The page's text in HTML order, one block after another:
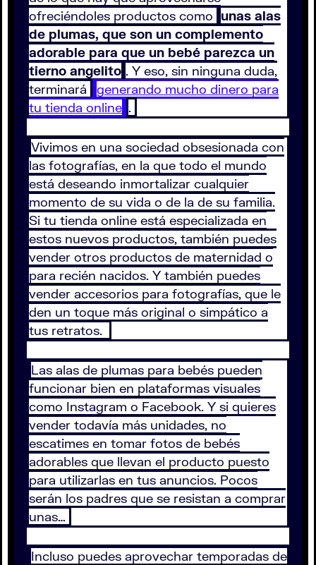
ofreciéndoles productos como unas alas
de plumas, que son un complemento
adorable para que un bebé parezca un
tierno angelito . Y eso, sin ninguna duda,
terminará
generando mucho dinero para
tu tienda online .
Vivimos en una sociedad obsesionada con
las fotografías, en la que todo el mundo
está deseando inmortalizar cualquier
momento de su vida o de la de su familia.
Si tu tienda online está especializada en
estos nuevos productos, también puedes
vender otros productos de maternidad o
para recién nacidos. Y también puedes
vender accesorios para fotografías, que le
den un toque más original o simpático a
tus retratos.
Las alas de plumas para bebés pueden
funcionar bien en plataformas visuales
como Instagram o Facebook. Y si quieres
vender todavía más unidades, no
escatimes en tomar fotos de bebés
adorables que llevan el producto puesto
para utilizarlas en tus anuncios. Pocos
serán los padres que se resistan a comprar
unas…
Incluso puedes aprovechar temporadas de